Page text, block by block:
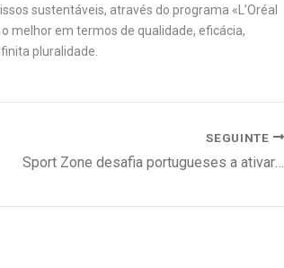
sustentáveis, através do programa «L’Oréal
melhor em termos de qualidade, eficácia,
pluralidade.
SEGUINTE
Sport Zone desafia portugueses a ativar a energia interior neste verão